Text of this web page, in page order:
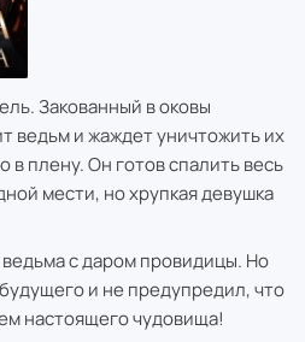
Закованный в оковы
ведьм и жаждет уничтожить их
в плену. Он готов спалить весь
мести, но хрупкая девушка
с даром провидицы. Но
и не предупредил, что
настоящего чудовища!